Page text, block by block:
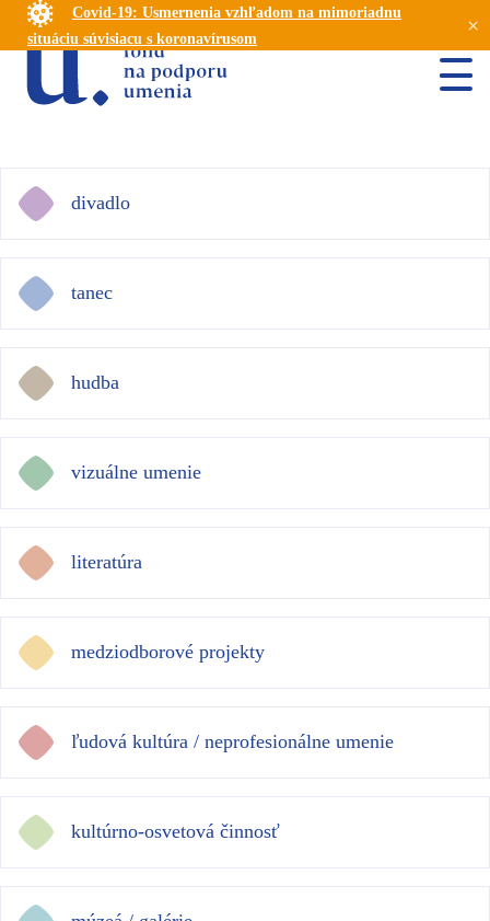
Covid-19: Usmernenia vzhľadom na mimoriadnu
situáciu súvisiacu s koronavírusom
×
divadlo
tanec
hudba
vizuálne umenie
literatúra
medziodborové projekty
ľudová kultúra / neprofesionálne umenie
kultúrno-osvetová činnosť